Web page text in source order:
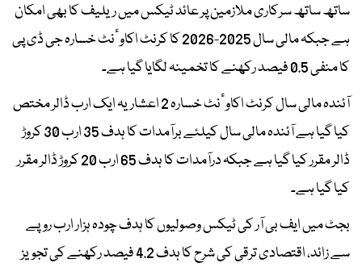
ساتھ ساتھ سرکاری ملازمین پر عائد ٹیکس میں ریلیف کا بھی امکان
ہے جبکہ مالی سال 2025-2026 کا کرنٹ اکاوٴنٹ خسارہ جی ڈی پی
کا منفی 0.5 فیصد رکھنے کا تخمینہ لگایا گیا ہے۔
آئندہ مالی سال کرنٹ اکاوٴنٹ خسارہ 2 اعشاریہ ایک ارب ڈالر مختص
کیا گیا ہے آئندہ مالی سال کیلئے برآمدات کا ہدف 35 ارب 30 کروڑ
ڈالر مقرر کیا گیا ہے جبکہ درآمدات کا ہدف 65 ارب 20 کروڑ ڈالر مقرر
کیا گیا ہے۔
بجٹ میں ایف بی آر کی ٹیکس وصولیوں کا ہدف چودہ ہزار ارب روپے
سے زائد، اقتصادی ترقی کی شرح کا ہدف 4.2 فیصد رکھنے کی تجویز